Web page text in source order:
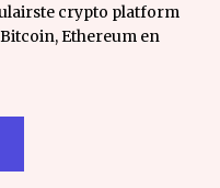
crypto platform
Ethereum en